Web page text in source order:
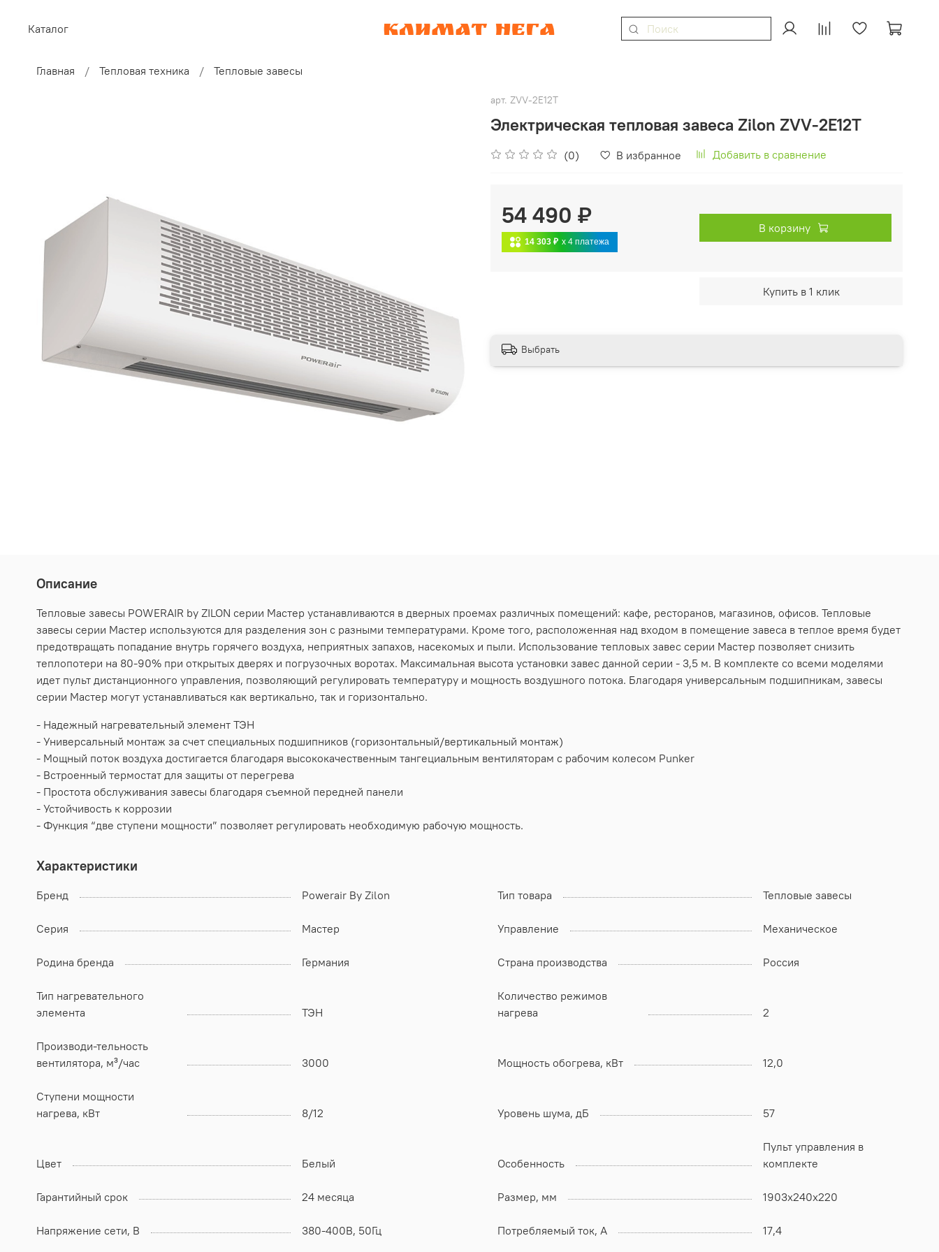
Каталог
Главная Тепловая техника Тепловые завесы
арт. ZVV-2E12T
Электрическая тепловая завеса Zilon ZVV-2E12T
(0) В избранное Добавить в сравнение
54 490 ₽
14 303 ₽ x 4 платежа
В корзину
Купить в 1 клик
Выбрать
Описание
Тепловые завесы POWERAIR by ZILON серии Мастер устанавливаются в дверных проемах различных помещений: кафе, ресторанов, магазинов, офисов. Тепловые
завесы серии Мастер используются для разделения зон с разными температурами. Кроме того, расположенная над входом в помещение завеса в теплое время будет
предотвращать попадание внутрь горячего воздуха, неприятных запахов, насекомых и пыли. Использование тепловых завес серии Мастер позволяет снизить
теплопотери на 80-90% при открытых дверях и погрузочных воротах. Максимальная высота установки завес данной серии - 3,5 м. В комплекте со всеми моделями
идет пульт дистанционного управления, позволяющий регулировать температуру и мощность воздушного потока. Благодаря универсальным подшипникам, завесы
серии Мастер могут устанавливаться как вертикально, так и горизонтально.
- Надежный нагревательный элемент ТЭН
- Универсальный монтаж за счет специальных подшипников (горизонтальный/вертикальный монтаж)
- Мощный поток воздуха достигается благодаря высококачественным тангециальным вентиляторам с рабочим колесом Punker
- Встроенный термостат для защиты от перегрева
- Простота обслуживания завесы благодаря съемной передней панели
- Устойчивость к коррозии
- Функция “две ступени мощности” позволяет регулировать необходимую рабочую мощность.
Характеристики
Бренд Powerair By Zilon Тип товара Тепловые завесы
Серия Мастер Управление Механическое
Родина бренда Германия Страна производства Россия
Тип нагревательного
элемента
ТЭН
Количество режимов
нагрева
2
Производи-тельность
вентилятора, м³/час
3000 Мощность обогрева, кВт 12,0
Ступени мощности
нагрева, кВт
8/12 Уровень шума, дБ 57
Цвет Белый Особенность
Пульт управления в
комплекте
Гарантийный срок 24 месяца Размер, мм 1903x240x220
Напряжение сети, В 380-400В, 50Гц Потребляемый ток, А 17,4